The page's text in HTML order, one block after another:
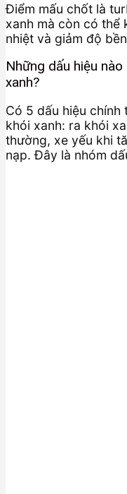
Điểm mấu chốt là
xanh mà còn có thể
nhiệt và giảm độ
Những dấu hiệu
xanh?
Có 5 dấu hiệu
khói xanh: ra khói
thường, xe yếu khi
nạp. Đây là nhóm